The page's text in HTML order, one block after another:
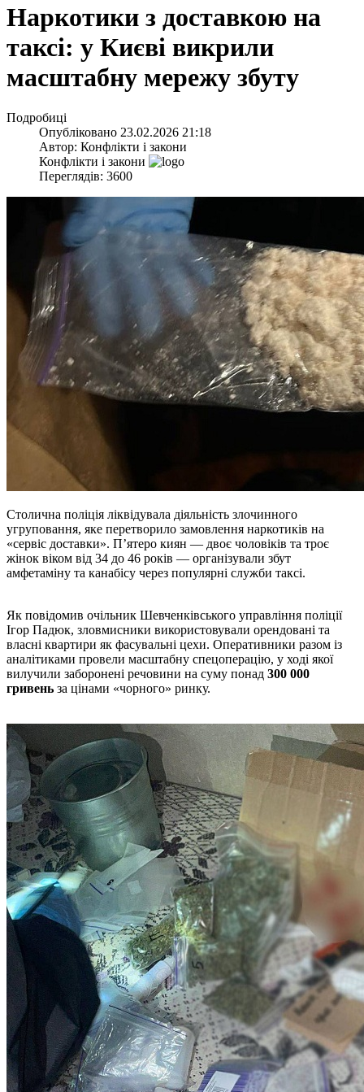
​Наркотики з доставкою на
таксі: у Києві викрили
масштабну мережу збуту
Подробиці
Опубліковано 23.02.2026 21:18
Автор: Конфлікти і закони
Конфлікти і закони
Переглядів: 3600
Столична поліція ліквідувала діяльність злочинного
угруповання, яке перетворило замовлення наркотиків на
«сервіс доставки». П’ятеро киян — двоє чоловіків та троє
жінок віком від 34 до 46 років — організували збут
амфетаміну та канабісу через популярні служби таксі.
Як повідомив очільник Шевченківського управління поліції
Ігор Падюк, зловмисники використовували орендовані та
власні квартири як фасувальні цехи. Оперативники разом із
аналітиками провели масштабну спецоперацію, у ході якої
вилучили заборонені речовини на суму понад 300 000
гривень за цінами «чорного» ринку.